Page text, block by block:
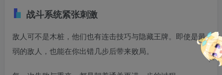
战斗系统紧张刺激
敌人可不是木桩，他们也有连击技巧与隐藏王牌。即使是最
弱的敌人，也能在你出错几步后带来败局。